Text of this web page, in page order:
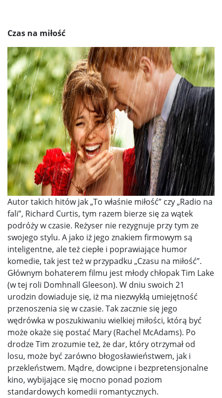
Czas na miłość
Autor takich hitów jak „To właśnie miłość” czy „Radio na
fali”, Richard Curtis, tym razem bierze się za wątek
podróży w czasie. Reżyser nie rezygnuje przy tym ze
swojego stylu. A jako iż jego znakiem firmowym są
inteligentne, ale też ciepłe i poprawiające humor
komedie, tak jest też w przypadku „Czasu na miłość”.
Głównym bohaterem filmu jest młody chłopak Tim Lake
(w tej roli Domhnall Gleeson). W dniu swoich 21
urodzin dowiaduje się, iż ma niezwykłą umiejętność
przenoszenia się w czasie. Tak zacznie się jego
wędrówka w poszukiwaniu wielkiej miłości, którą być
może okaże się postać Mary (Rachel McAdams). Po
drodze Tim zrozumie też, że dar, który otrzymał od
losu, może być zarówno błogosławieństwem, jak i
przekleństwem. Mądre, dowcipne i bezpretensjonalne
kino, wybijające się mocno ponad poziom
standardowych komedii romantycznych.